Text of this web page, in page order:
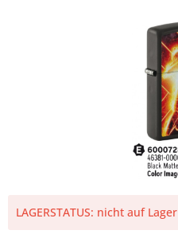
LAGERSTATUS: nicht auf Lager